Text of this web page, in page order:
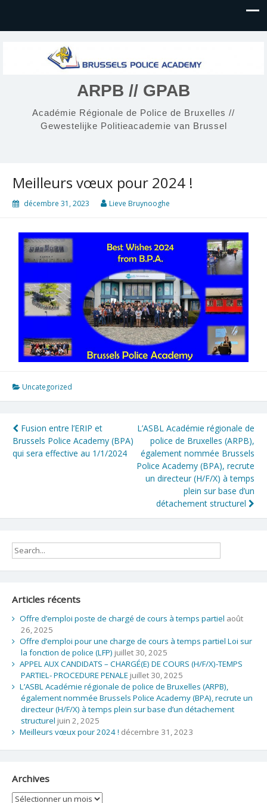
ARPB // GPAB
Académie Régionale de Police de Bruxelles //
Gewestelijke Politieacademie van Brussel
Meilleurs vœux pour 2024 !
décembre 31, 2023 Lieve Bruynooghe
Uncategorized
Fusion entre l’ERIP et
Brussels Police Academy (BPA)
qui sera effective au 1/1/2024
L’ASBL Académie régionale de
police de Bruxelles (ARPB),
également nommée Brussels
Police Academy (BPA), recrute
un directeur (H/F/X) à temps
plein sur base d’un
détachement structurel
Articles récents
Offre d’emploi poste de chargé de cours à temps partiel août
26, 2025
Offre d’emploi pour une charge de cours à temps partiel Loi sur
la fonction de police (LFP) juillet 30, 2025
APPEL AUX CANDIDATS – CHARGÉ(E) DE COURS (H/F/X)-TEMPS
PARTIEL- PROCEDURE PENALE juillet 30, 2025
L’ASBL Académie régionale de police de Bruxelles (ARPB),
également nommée Brussels Police Academy (BPA), recrute un
directeur (H/F/X) à temps plein sur base d’un détachement
structurel juin 2, 2025
Meilleurs vœux pour 2024 ! décembre 31, 2023
Archives